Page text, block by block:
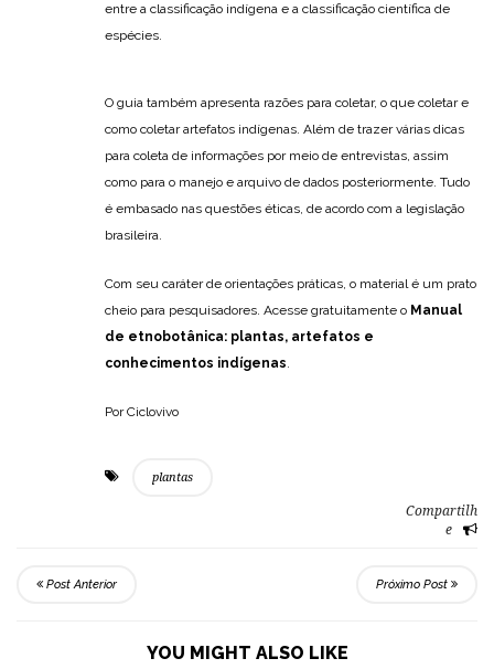
entre a classificação indígena e a classificação científica de
espécies.
O guia também apresenta razões para coletar, o que coletar e
como coletar artefatos indígenas. Além de trazer várias dicas
para coleta de informações por meio de entrevistas, assim
como para o manejo e arquivo de dados posteriormente. Tudo
é embasado nas questões éticas, de acordo com a legislação
brasileira.
Com seu caráter de orientações práticas, o material é um prato
cheio para pesquisadores. Acesse gratuitamente o Manual
de etnobotânica: plantas, artefatos e
conhecimentos indígenas.
Por Ciclovivo
plantas
Compartilh
e
Post Anterior Próximo Post
YOU MIGHT ALSO LIKE